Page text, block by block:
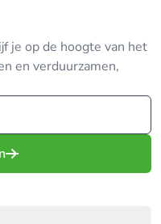
je op de hoogte van het
en verduurzamen,